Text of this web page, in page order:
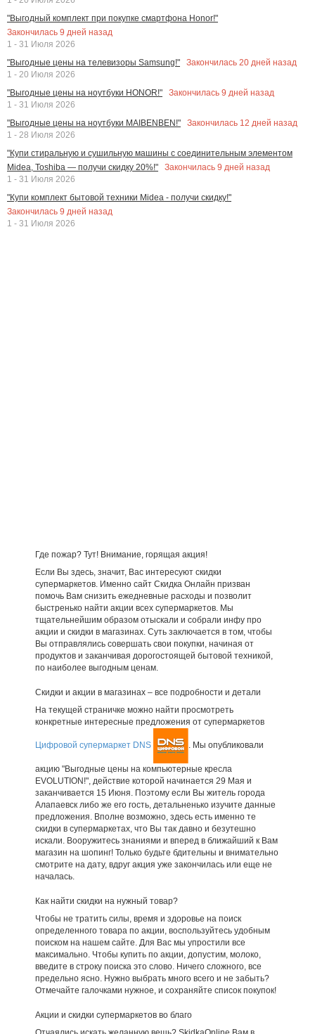
"Выгодный комплект при покупке смартфона Honor!"
Закончилась 9 дней назад
1 - 31 Июля 2026
"Выгодные цены на телевизоры Samsung!"
Закончилась 20 дней назад
1 - 20 Июля 2026
"Выгодные цены на ноутбуки HONOR!"
Закончилась 9 дней назад
1 - 31 Июля 2026
"Выгодные цены на ноутбуки MAIBENBEN!"
Закончилась 12 дней назад
1 - 28 Июля 2026
"Купи стиральную и сушильную машины с соединительным элементом
Midea, Toshiba — получи скидку 20%!"
Закончилась 9 дней назад
1 - 31 Июля 2026
"Купи комплект бытовой техники Midea - получи скидку!"
Закончилась 9 дней назад
1 - 31 Июля 2026
Где пожар? Тут! Внимание, горящая акция!
Если Вы здесь, значит, Вас интересуют скидки
супермаркетов. Именно сайт Скидка Онлайн призван
помочь Вам снизить ежедневные расходы и позволит
быстренько найти акции всех супермаркетов. Мы
тщательнейшим образом отыскали и собрали инфу про
акции и скидки в магазинах. Суть заключается в том, чтобы
Вы отправлялись совершать свои покупки, начиная от
продуктов и заканчивая дорогостоящей бытовой техникой,
по наиболее выгодным ценам.
Скидки и акции в магазинах – все подробности и детали
На текущей страничке можно найти просмотреть
конкретные интересные предложения от супермаркетов
Цифровой супермаркет DNS . Мы опубликовали
акцию "Выгодные цены на компьютерные кресла
EVOLUTION!", действие которой начинается 29 Мая и
заканчивается 15 Июня. Поэтому если Вы житель города
Алапаевск либо же его гость, детальненько изучите данные
предложения. Вполне возможно, здесь есть именно те
скидки в супермаркетах, что Вы так давно и безутешно
искали. Вооружитесь знаниями и вперед в ближайший к Вам
магазин на шопинг! Только будьте бдительны и внимательно
смотрите на дату, вдруг акция уже закончилась или еще не
началась.
Как найти скидки на нужный товар?
Чтобы не тратить силы, время и здоровье на поиск
определенного товара по акции, воспользуйтесь удобным
поиском на нашем сайте. Для Вас мы упростили все
максимально. Чтобы купить по акции, допустим, молоко,
введите в строку поиска это слово. Ничего сложного, все
предельно ясно. Нужно выбрать много всего и не забыть?
Отмечайте галочками нужное, и сохраняйте список покупок!
Акции и скидки супермаркетов во благо